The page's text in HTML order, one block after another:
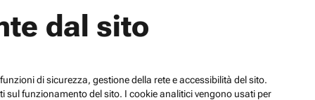
dal sito
di sicurezza, gestione della rete e accessibilità del sito.
funzionamento del sito. I cookie analitici vengono usati per